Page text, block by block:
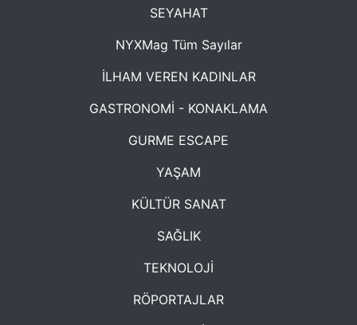
SEYAHAT
NYXMag Tüm Sayılar
İLHAM VEREN KADINLAR
GASTRONOMİ - KONAKLAMA
GURME ESCAPE
YAŞAM
KÜLTÜR SANAT
SAĞLIK
TEKNOLOJİ
RÖPORTAJLAR